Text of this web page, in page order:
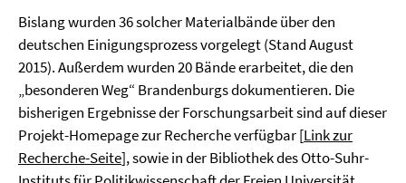
Bislang wurden 36 solcher Materialbände über den
deutschen Einigungsprozess vorgelegt (Stand August
2015). Außerdem wurden 20 Bände erarbeitet, die den
„besonderen Weg“ Brandenburgs dokumentieren. Die
bisherigen Ergebnisse der Forschungsarbeit sind auf dieser
Projekt-Homepage zur Recherche verfügbar [Link zur
Recherche-Seite], sowie in der Bibliothek des Otto-Suhr-